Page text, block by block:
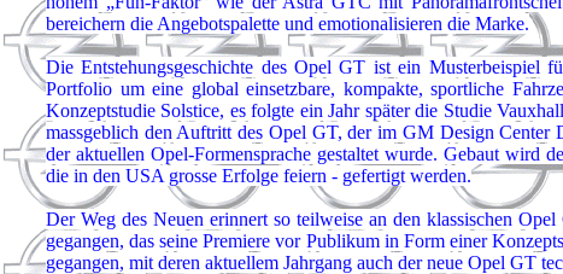
bereichern die Angebotspalette und emotionalisieren die Marke.
Die Entstehungsgeschichte des Opel GT ist ein Musterbeispiel
Portfolio um eine global einsetzbare, kompakte, sportliche
Konzeptstudie Solstice, es folgte ein Jahr später die Studie
massgeblich den Auftritt des Opel GT, der im GM Design
der aktuellen Opel-Formensprache gestaltet wurde. Gebaut wird
die in den USA grosse Erfolge feiern - gefertigt werden.
Der Weg des Neuen erinnert so teilweise an den klassischen
gegangen, das seine Premiere vor Publikum in Form einer
gegangen, mit deren aktuellem Jahrgang auch der neue Opel GT